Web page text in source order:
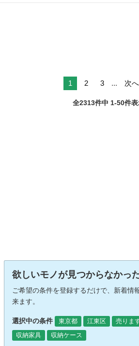
• 高さ：35cm • 厚さ：1.0mm 材質：アルミ合金 ✅ アウトドア・キャ
1 2 3 ... 次へ
全2313件中 1-50件表
欲しいモノが見つからなかっ
ご希望の条件を登録するだけで、新着情
来ます。
選択中の条件 東京都 江東区 売りま
収納家具
収納ケース